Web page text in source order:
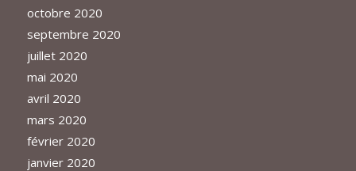
octobre 2020
septembre 2020
juillet 2020
mai 2020
avril 2020
mars 2020
février 2020
janvier 2020